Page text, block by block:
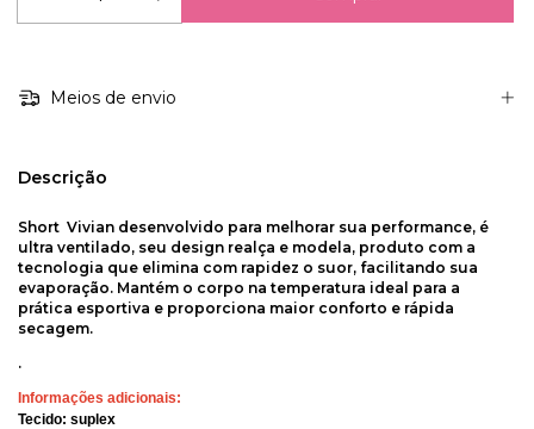
Meios de envio
Descrição
Short Vivian desenvolvido para melhorar sua performance, é
ultra ventilado, seu design realça e modela, produto com a
tecnologia que elimina com rapidez o suor, facilitando sua
evaporação. Mantém o corpo na temperatura ideal para a
prática esportiva e proporciona maior conforto e rápida
secagem.
.
Informações adicionais:
Tecido: suplex